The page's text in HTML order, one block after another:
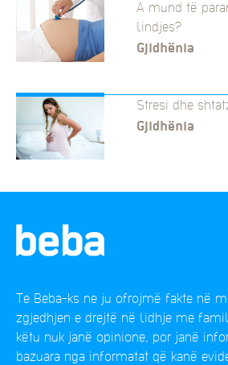
A mund të
lindjes?
Gjidhënia
Stresi dhe
Gjidhënia
Te Beba-ks ne ju ofrojmë fakte në
zgjedhjen e drejtë në lidhje me
këtu nuk janë opinione, por janë
bazuara nga informatat që kanë